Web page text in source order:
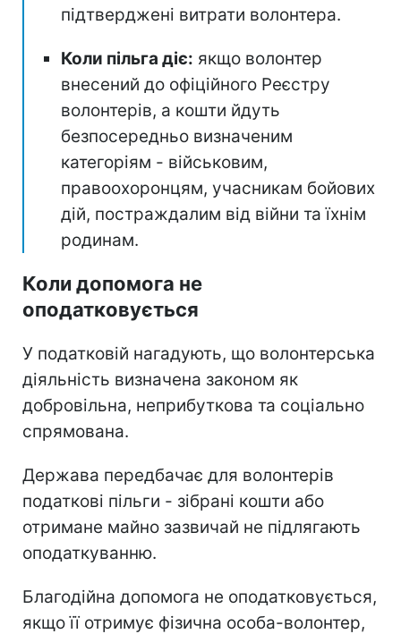
підтверджені витрати волонтера.
Коли пільга діє: якщо волонтер
внесений до офіційного Реєстру
волонтерів, а кошти йдуть
безпосередньо визначеним
категоріям - військовим,
правоохоронцям, учасникам бойових
дій, постраждалим від війни та їхнім
родинам.
Коли допомога не
оподатковується
У податковій нагадують, що волонтерська
діяльність визначена законом як
добровільна, неприбуткова та соціально
спрямована.
Держава передбачає для волонтерів
податкові пільги - зібрані кошти або
отримане майно зазвичай не підлягають
оподаткуванню.
Благодійна допомога не оподатковується,
якщо її отримує фізична особа-волонтер,